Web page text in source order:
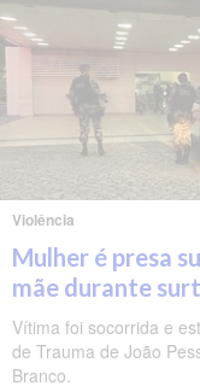
Violência
Mulher é presa
mãe durante
Vítima foi socorrida e
de Trauma de João
Branco.